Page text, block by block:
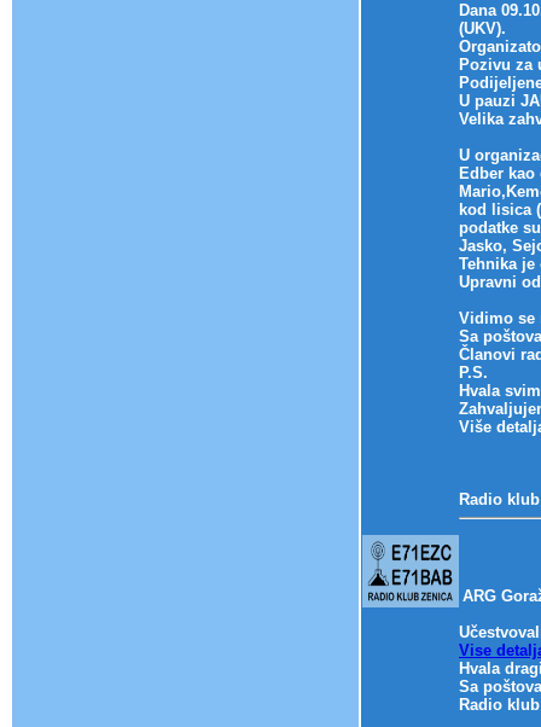
Dana
(UKV).
Pozivu za
U pauzi
Velika
U
Edber
kod lisica
podatke
Jasko,
Tehnika
Upravni
Vidimo se
Sa
Članovi
P.S.
Hvala
Više
Radio
ARG
Vise
Hvala
Sa
Radio